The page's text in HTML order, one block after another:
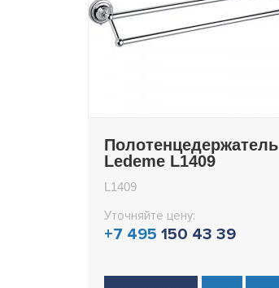
Полотенцедержатель
Ledeme L1409
L1409
Уточняйте цену:
+7 495 150 43 39